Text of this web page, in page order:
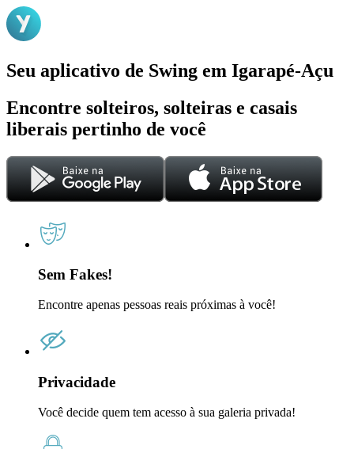
Seu aplicativo de Swing em Igarapé-Açu
Encontre solteiros, solteiras e casais
liberais pertinho de você
Sem Fakes!
Encontre apenas pessoas reais próximas à você!
Privacidade
Você decide quem tem acesso à sua galeria privada!